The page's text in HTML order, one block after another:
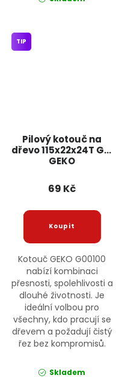
Pilový kotouč na
dřevo 115x22x24T G00100
GEKO
TIP
69 Kč
Kotouč GEKO G00100
nabízí kombinaci
přesnosti, spolehlivosti a
dlouhé životnosti. Je
ideální volbou pro
všechny, kdo pracují se
dřevem a požadují čistý
řez bez kompromisů.
Skladem